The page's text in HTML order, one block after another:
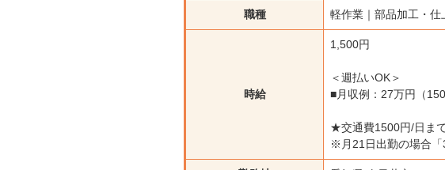
職種 軽作業｜部品加工・仕
時給
1,500円
＜週払いOK＞
■月収例：27万円（
★交通費1500円/日ま
※月21日出勤の場合「